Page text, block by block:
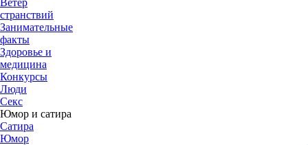
Ветер
странствий
Занимательные
факты
Здоровье и
медицина
Конкурсы
Люди
Секс
Юмор и сатира
Сатира
Юмор